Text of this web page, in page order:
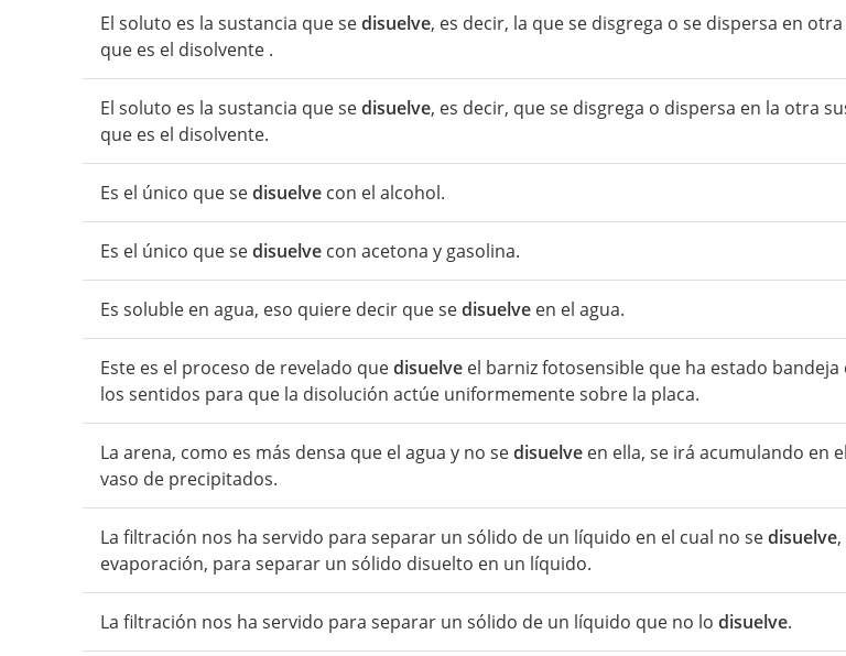
El soluto es la sustancia que sedisuelve, es decir, la que se disgrega o se dispersa en
que es el disolvente .
El soluto es la sustancia que sedisuelve, es decir, que se disgrega o dispersa en la otra
que es el disolvente.
Es el único que sedisuelve con el alcohol.
Es el único que sedisuelve con acetona y gasolina.
Es soluble en agua, eso quiere decir que sedisuelve en el agua.
Este es el proceso de revelado quedisuelve el barniz fotosensible que ha estado bandeja
los sentidos para que la disolución actúe uniformemente sobre la placa.
La arena, como es más densa que el agua y no sedisuelve en ella, se irá acumulando en
vaso de precipitados.
La filtración nos ha servido para separar un sólido de un líquido en el cual no sedisuelve
evaporación, para separar un sólido disuelto en un líquido.
La filtración nos ha servido para separar un sólido de un líquido que no lo disuelve.